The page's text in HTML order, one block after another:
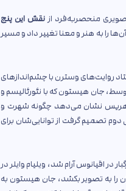
منحصربه‌فرد از نقش این پنج
را به هنر و معنا تغییر داد و مسیر
روایت‌های وسترن با چشم‌اندازهای
جان هیستون که با نئورئالیسم و
هریس نشان می‌دهد چگونه شهرت و
دوم تصمیم گرفت از توانایی‌شان برای
اقیانوس آرام شد، ویلیام وایلر در
را به تصویر بکشد، جان هیستون به